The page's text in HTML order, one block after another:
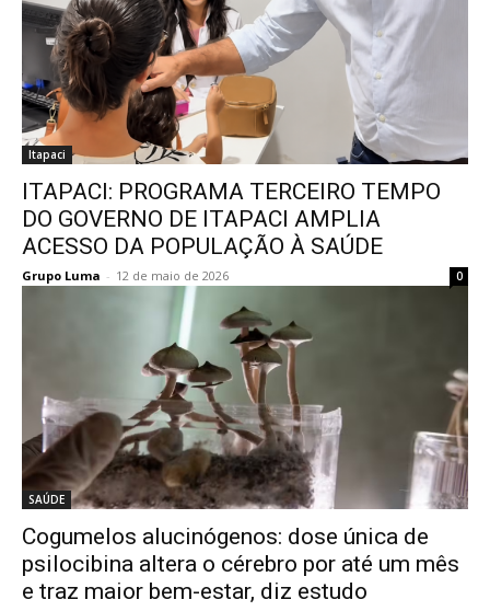
Itapaci
ITAPACI: PROGRAMA TERCEIRO TEMPO
DO GOVERNO DE ITAPACI AMPLIA
ACESSO DA POPULAÇÃO À SAÚDE
Grupo Luma - 12 de maio de 2026 0
SAÚDE
Cogumelos alucinógenos: dose única de
psilocibina altera o cérebro por até um mês
e traz maior bem-estar, diz estudo